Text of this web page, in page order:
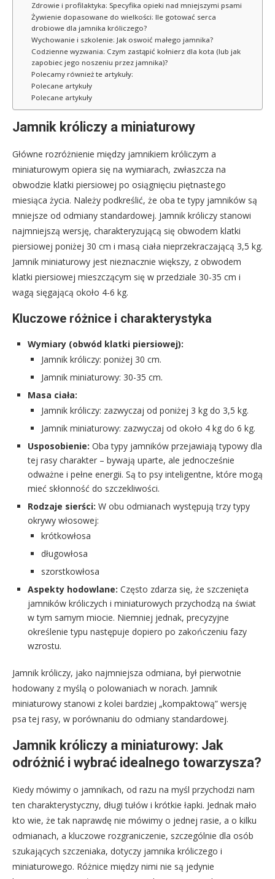
Zdrowie i profilaktyka: Specyfika opieki nad mniejszymi psami
Żywienie dopasowane do wielkości: Ile gotować serca
drobiowe dla jamnika króliczego?
Wychowanie i szkolenie: Jak oswoić małego jamnika?
Codzienne wyzwania: Czym zastąpić kołnierz dla kota (lub jak
zapobiec jego noszeniu przez jamnika)?
Polecamy również te artykuły:
Polecane artykuły
Polecane artykuły
Jamnik króliczy a miniaturowy
Główne rozróżnienie między jamnikiem króliczym a
miniaturowym opiera się na wymiarach, zwłaszcza na
obwodzie klatki piersiowej po osiągnięciu piętnastego
miesiąca życia. Należy podkreślić, że oba te typy jamników są
mniejsze od odmiany standardowej. Jamnik króliczy stanowi
najmniejszą wersję, charakteryzującą się obwodem klatki
piersiowej poniżej 30 cm i masą ciała nieprzekraczającą 3,5 kg.
Jamnik miniaturowy jest nieznacznie większy, z obwodem
klatki piersiowej mieszczącym się w przedziale 30-35 cm i
wagą sięgającą około 4-6 kg.
Kluczowe różnice i charakterystyka
Wymiary (obwód klatki piersiowej):
Jamnik króliczy: poniżej 30 cm.
Jamnik miniaturowy: 30-35 cm.
Masa ciała:
Jamnik króliczy: zazwyczaj od poniżej 3 kg do 3,5 kg.
Jamnik miniaturowy: zazwyczaj od około 4 kg do 6 kg.
Usposobienie: Oba typy jamników przejawiają typowy dla
tej rasy charakter – bywają uparte, ale jednocześnie
odważne i pełne energii. Są to psy inteligentne, które mogą
mieć skłonność do szczekliwości.
Rodzaje sierści: W obu odmianach występują trzy typy
okrywy włosowej:
krótkowłosa
długowłosa
szorstkowłosa
Aspekty hodowlane: Często zdarza się, że szczenięta
jamników króliczych i miniaturowych przychodzą na świat
w tym samym miocie. Niemniej jednak, precyzyjne
określenie typu następuje dopiero po zakończeniu fazy
wzrostu.
Jamnik króliczy, jako najmniejsza odmiana, był pierwotnie
hodowany z myślą o polowaniach w norach. Jamnik
miniaturowy stanowi z kolei bardziej „kompaktową” wersję
psa tej rasy, w porównaniu do odmiany standardowej.
Jamnik króliczy a miniaturowy: Jak
odróżnić i wybrać idealnego towarzysza?
Kiedy mówimy o jamnikach, od razu na myśl przychodzi nam
ten charakterystyczny, długi tułów i krótkie łapki. Jednak mało
kto wie, że tak naprawdę nie mówimy o jednej rasie, a o kilku
odmianach, a kluczowe rozgraniczenie, szczególnie dla osób
szukających szczeniaka, dotyczy jamnika króliczego i
miniaturowego. Różnice między nimi nie są jedynie